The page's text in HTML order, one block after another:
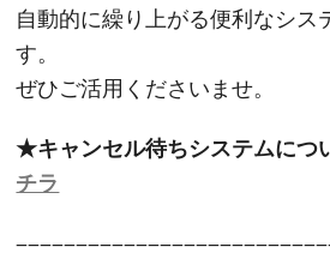
自動的に繰り上がる便利なシス
す。
ぜひご活用くださいませ。
★キャンセル待ちシステムにつ
チラ